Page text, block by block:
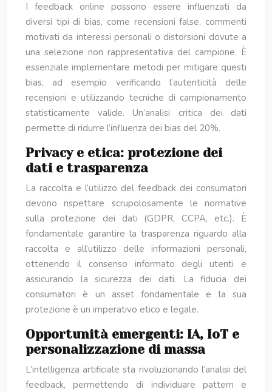
I feedback online possono essere influenzati da
diversi tipi di bias, come recensioni false, commenti
motivati da interessi personali o distorsioni dovute a
una selezione non rappresentativa del campione. È
essenziale implementare metodi per mitigare questi
bias, ad esempio verificando l’autenticità delle
recensioni e utilizzando tecniche di campionamento
statisticamente valide. Un’analisi critica dei dati
permette di ridurre l’influenza dei bias del 20%.
Privacy e etica: protezione dei
dati e trasparenza
La raccolta e l’utilizzo del feedback dei consumatori
devono rispettare scrupolosamente le normative
sulla protezione dei dati (GDPR, CCPA, etc.). È
fondamentale garantire la trasparenza riguardo alla
raccolta e all’utilizzo delle informazioni personali,
ottenendo il consenso informato degli utenti e
assicurando la sicurezza dei dati. La fiducia dei
consumatori è un asset fondamentale e la sua
protezione è un imperativo etico e legale.
Opportunità emergenti: IA, IoT e
personalizzazione di massa
L’intelligenza artificiale sta rivoluzionando l’analisi del
feedback, permettendo di individuare pattern e